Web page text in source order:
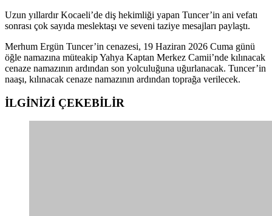
Uzun yıllardır Kocaeli’de diş hekimliği yapan Tuncer’in ani vefatı
sonrası çok sayıda meslektaşı ve seveni taziye mesajları paylaştı.
Merhum Ergün Tuncer’in cenazesi, 19 Haziran 2026 Cuma günü
öğle namazına müteakip Yahya Kaptan Merkez Camii’nde kılınacak
cenaze namazının ardından son yolculuğuna uğurlanacak. Tuncer’in
naaşı, kılınacak cenaze namazının ardından toprağa verilecek.
İLGİNİZİ ÇEKEBİLİR